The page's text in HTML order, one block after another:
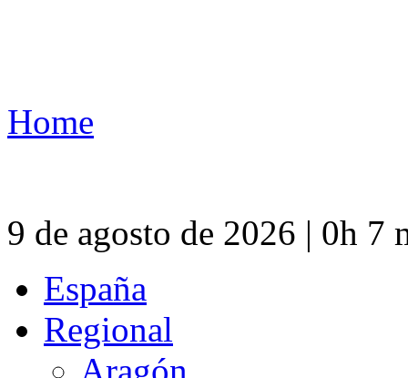
Home
9 de agosto de 2026 | 0h 7
España
Regional
Aragón